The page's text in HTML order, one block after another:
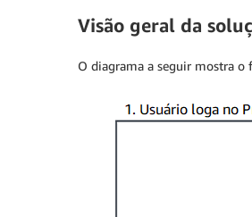
Visão geral da
O diagrama a seguir mostra o